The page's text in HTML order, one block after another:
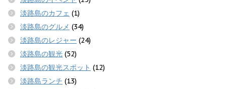
淡路島のカフェ (1)
淡路島のグルメ (34)
淡路島のレジャー (24)
淡路島の観光 (52)
淡路島の観光スポット (12)
淡路島ランチ (13)